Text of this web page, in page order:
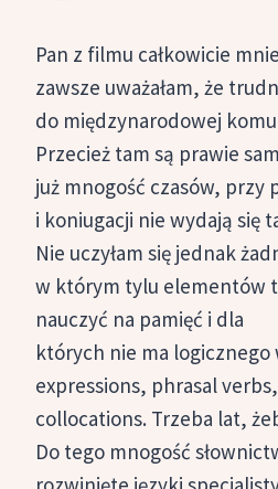
Pan z filmu całkowicie
zawsze uważałam, że
do międzynarodowej
Przecież tam są prawie
już mnogość czasów, przy
i koniugacji nie wydają się
Nie uczyłam się jednak
w którym tylu elementów
nauczyć na pamięć i dla
których nie ma logicznego
expressions, phrasal
collocations. Trzeba lat,
Do tego mnogość